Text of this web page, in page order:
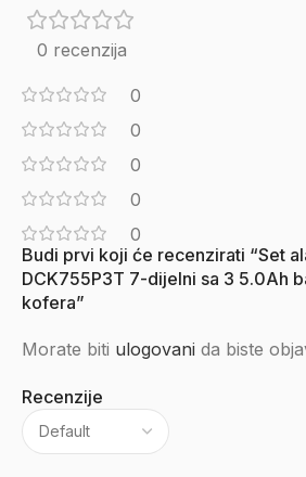
0 recenzija
0
0
0
0
0
Recenzije
Budi prvi koji će recenzirati “Set
DCK755P3T 7-dijelni sa 3 5.0Ah
kofera”
Morate biti ulogovani da biste